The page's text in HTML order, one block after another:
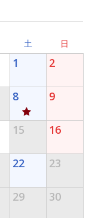
土 日
1 2
8 9
15 16
22 23
29 30